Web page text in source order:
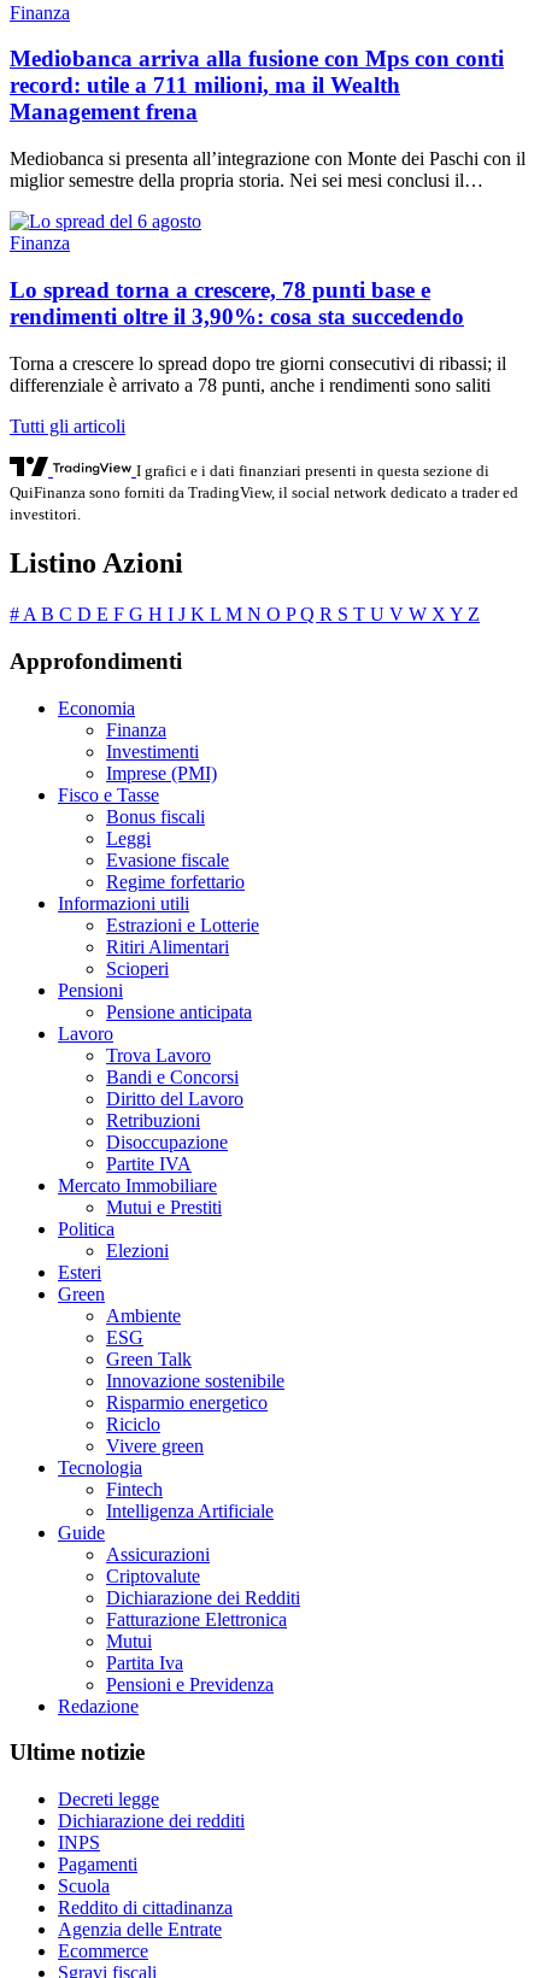
Finanza
Mediobanca arriva alla fusione con Mps con conti
record: utile a 711 milioni, ma il Wealth
Management frena
Mediobanca si presenta all’integrazione con Monte dei Paschi con il
miglior semestre della propria storia. Nei sei mesi conclusi il…
Finanza
Lo spread torna a crescere, 78 punti base e
rendimenti oltre il 3,90%: cosa sta succedendo
Torna a crescere lo spread dopo tre giorni consecutivi di ribassi; il
differenziale è arrivato a 78 punti, anche i rendimenti sono saliti
Tutti gli articoli
I grafici e i dati finanziari presenti in questa sezione di
QuiFinanza sono forniti da TradingView, il social network dedicato a trader ed
investitori.
Listino Azioni
# A B C D E F G H I J K L M N O PQ R S T U V W X Y Z
Approfondimenti
Economia
Finanza
Investimenti
Imprese (PMI)
Fisco e Tasse
Bonus fiscali
Leggi
Evasione fiscale
Regime forfettario
Informazioni utili
Estrazioni e Lotterie
Ritiri Alimentari
Scioperi
Pensioni
Pensione anticipata
Lavoro
Trova Lavoro
Bandi e Concorsi
Diritto del Lavoro
Retribuzioni
Disoccupazione
Partite IVA
Mercato Immobiliare
Mutui e Prestiti
Politica
Elezioni
Esteri
Green
Ambiente
ESG
Green Talk
Innovazione sostenibile
Risparmio energetico
Riciclo
Vivere green
Tecnologia
Fintech
Intelligenza Artificiale
Guide
Assicurazioni
Criptovalute
Dichiarazione dei Redditi
Fatturazione Elettronica
Mutui
Partita Iva
Pensioni e Previdenza
Redazione
Ultime notizie
Decreti legge
Dichiarazione dei redditi
INPS
Pagamenti
Scuola
Reddito di cittadinanza
Agenzia delle Entrate
Ecommerce
Sgravi fiscali